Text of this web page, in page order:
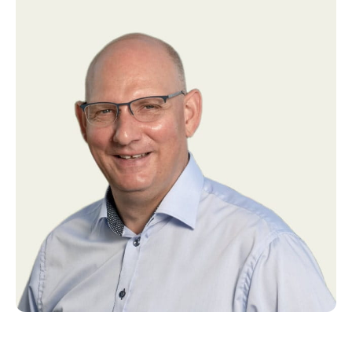
fra 2024. I tilknytning til malkecenteret er en 800 l
bufferkøletank og en 20.000 l silotank Delaval samt
kontor og teknikrum.
Velfærdsstald:
Er beliggende øst for løsdriftsstalden og er opført med
stålbuer, eternittag og væggene er opført i fundablokke.
Stalden er indrettet med boks til opstarter-hold, boks til
goldkøer, 4 kælvningsbokse, 2 sygeboks, kalvebokse
og fællesboks til småkalve med adgang til boks med
ammetanter. Der er dybstrøelse i alle bokse i stalden.
Der er ligeledes indrettet kalvekøkken i bygningen. Der
er etableret drivgang over til malkestalden, så det er
nemt med den daglige håndtering af dyrene.